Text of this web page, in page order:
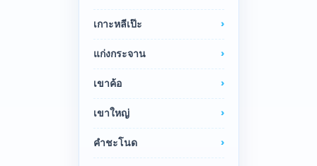
เกาะหลีเป๊ะ
แก่งกระจาน
เขาค้อ
เขาใหญ่
คำชะโนด